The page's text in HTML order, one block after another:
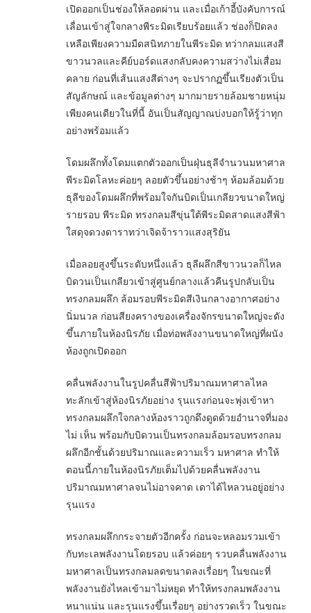
เปิดออกเป็นช่องให้ลอดผ่าน และเมื่อเก้าอี้บังคับการณ์
เลื่อนเข้าสู่ใจกลางพีระมิดเรียบร้อยแล้ว ช่องก็ปิดลง
เหลือเพียงความมืดสนิทภายในพีระมิด ทว่ากลมแสงสี
ขาวนวลและคีย์บอร์ดแสงกลับคงความสว่างไม่เสื่อม
คลาย ก่อนที่เส้นแสงสีต่างๆ จะปรากฏขึ้นเรียงตัวเป็น
สัญลักษณ์ และข้อมูลต่างๆ มากมายรายล้อมชายหนุ่ม
เพียงคนเดียวในที่นี้ อันเป็นสัญญาณบ่งบอกให้รู้ว่าทุก
อย่างพร้อมแล้ว
โดมผลึกทั้งโดมแตกตัวออกเป็นฝุ่นธุลีจำนวนมหาศาล
พีระมิดโลหะค่อยๆ ลอยตัวขึ้นอย่างช้าๆ ห้อมล้อมด้วย
ธุลีของโดมผลึกที่พร้อมใจกันบิดเป็นเกลียวขนาดใหญ่
รายรอบ พีระมิด ทรงกลมสีขุ่นใต้พีระมิดสาดแสงสีฟ้า
ใสดุจดวงดาราทว่าเจิดจ้าราวแสงสุริยัน
เมื่อลอยสูงขึ้นระดับหนึ่งแล้ว ธุลีผลึกสีขาวนวลก็ไหล
บิดวนเป็นเกลียวเข้าสู่ศูนย์กลางแล้วคืนรูปกลับเป็น
ทรงกลมผลึก ล้อมรอบพีระมิดสีเงินกลางอากาศอย่าง
นิ่มนวล ก่อนสียงครางของเครื่องจักรขนาดใหญ่จะดัง
ขึ้นภายในห้องนิรภัย เมื่อท่อพลังงานขนาดใหญ่ที่ผนัง
ห้องถูกเปิดออก
คลื่นพลังงานในรูปคลื่นสีฟ้าปริมาณมหาศาลไหล
ทะลักเข้าสู่ห้องนิรภัยอย่าง รุนแรงก่อนจะพุ่งเข้าหา
ทรงกลมผลึกใจกลางห้องราวถูกดึงดูดด้วยอำนาจที่มอง
ไม่ เห็น พร้อมกับบิดวนเป็นทรงกลมล้อมรอบทรงกลม
ผลึกอีกชั้นด้วยปริมาณและความเร็ว มหาศาล ทำให้
ตอนนี้ภายในห้องนิรภัยเต็มไปด้วยคลื่นพลังงาน
ปริมาณมหาศาลจนไม่อาจคาด เดาได้ไหลวนอยู่อย่าง
รุนแรง
ทรงกลมผลึกกระจายตัวอีกครั้ง ก่อนจะหลอมรวมเข้า
กับทะเลพลังงานโดยรอบ แล้วค่อยๆ รวบคลื่นพลังงาน
มหาศาลเป็นทรงกลมลดขนาดลงเรื่อยๆ ในขณะที่
พลังงานยังไหลเข้ามาไม่หยุด ทำให้ทรงกลมพลังงาน
หนาแน่น และรุนแรงขึ้นเรื่อยๆ อย่างรวดเร็ว ในขณะ